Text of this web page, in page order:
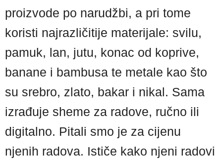
proizvode po narudžbi, a pri tome
koristi najrazličitije materijale: svilu,
pamuk, lan, jutu, konac od koprive,
banane i bambusa te metale kao što
su srebro, zlato, bakar i nikal. Sama
izrađuje sheme za radove, ručno ili
digitalno. Pitali smo je za cijenu
njenih radova. Ističe kako njeni radovi